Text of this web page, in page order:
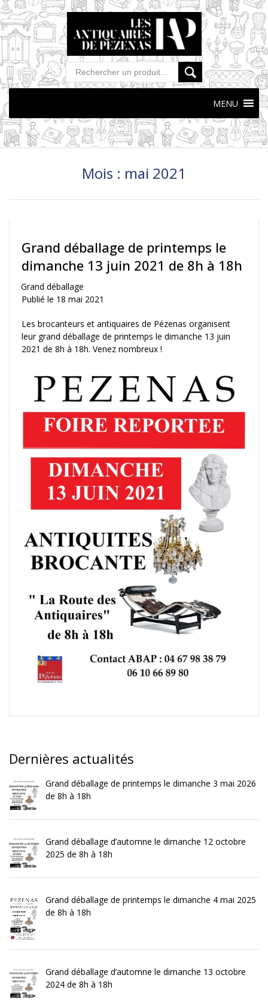
Skip
to
content
MENU
Mois : mai 2021
Grand déballage de printemps le
dimanche 13 juin 2021 de 8h à 18h
Grand déballage
Publié le 18 mai 2021
Les brocanteurs et antiquaires de Pézenas organisent
leur grand déballage de printemps le dimanche 13 juin
2021 de 8h à 18h. Venez nombreux !
Dernières actualités
Grand déballage de printemps le dimanche 3 mai 2026
de 8h à 18h
Grand déballage d’automne le dimanche 12 octobre
2025 de 8h à 18h
Grand déballage de printemps le dimanche 4 mai 2025
de 8h à 18h
Grand déballage d’automne le dimanche 13 octobre
2024 de 8h à 18h